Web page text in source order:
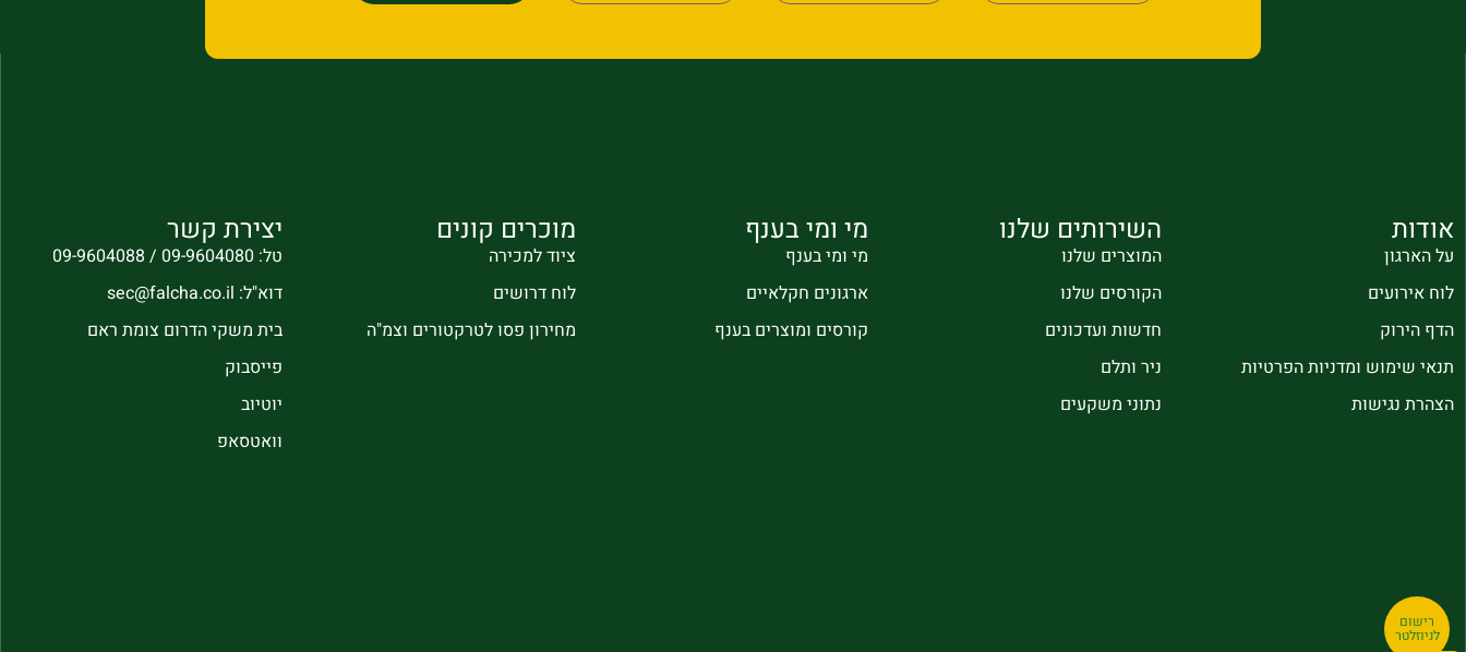
אודות
על הארגון
לוח אירועים
הדף הירוק
תנאי שימוש ומדניות הפרטיות
הצהרת נגישות
השירותים שלנו
המוצרים שלנו
הקורסים שלנו
חדשות ועדכונים
ניר ותלם
נתוני משקעים
מי ומי בענף
מי ומי בענף
ארגונים חקלאיים
קורסים ומוצרים בענף
מוכרים קונים
ציוד למכירה
לוח דרושים
מחירון פסו לטרקטורים וצמ"ה
יצירת קשר
טל: 09-9604080 / 09-9604088
דוא"ל: sec@falcha.co.il
בית משקי הדרום צומת ראם
פייסבוק
יוטיוב
וואטסאפ
רישום
לניוזלטר